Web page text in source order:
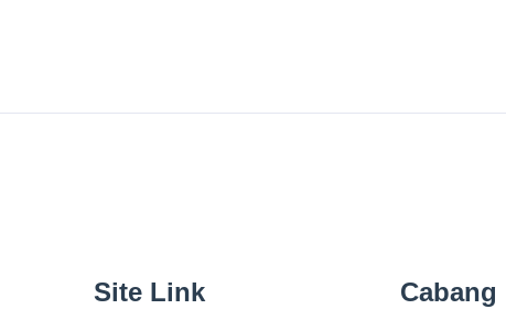
Site Link Cabang